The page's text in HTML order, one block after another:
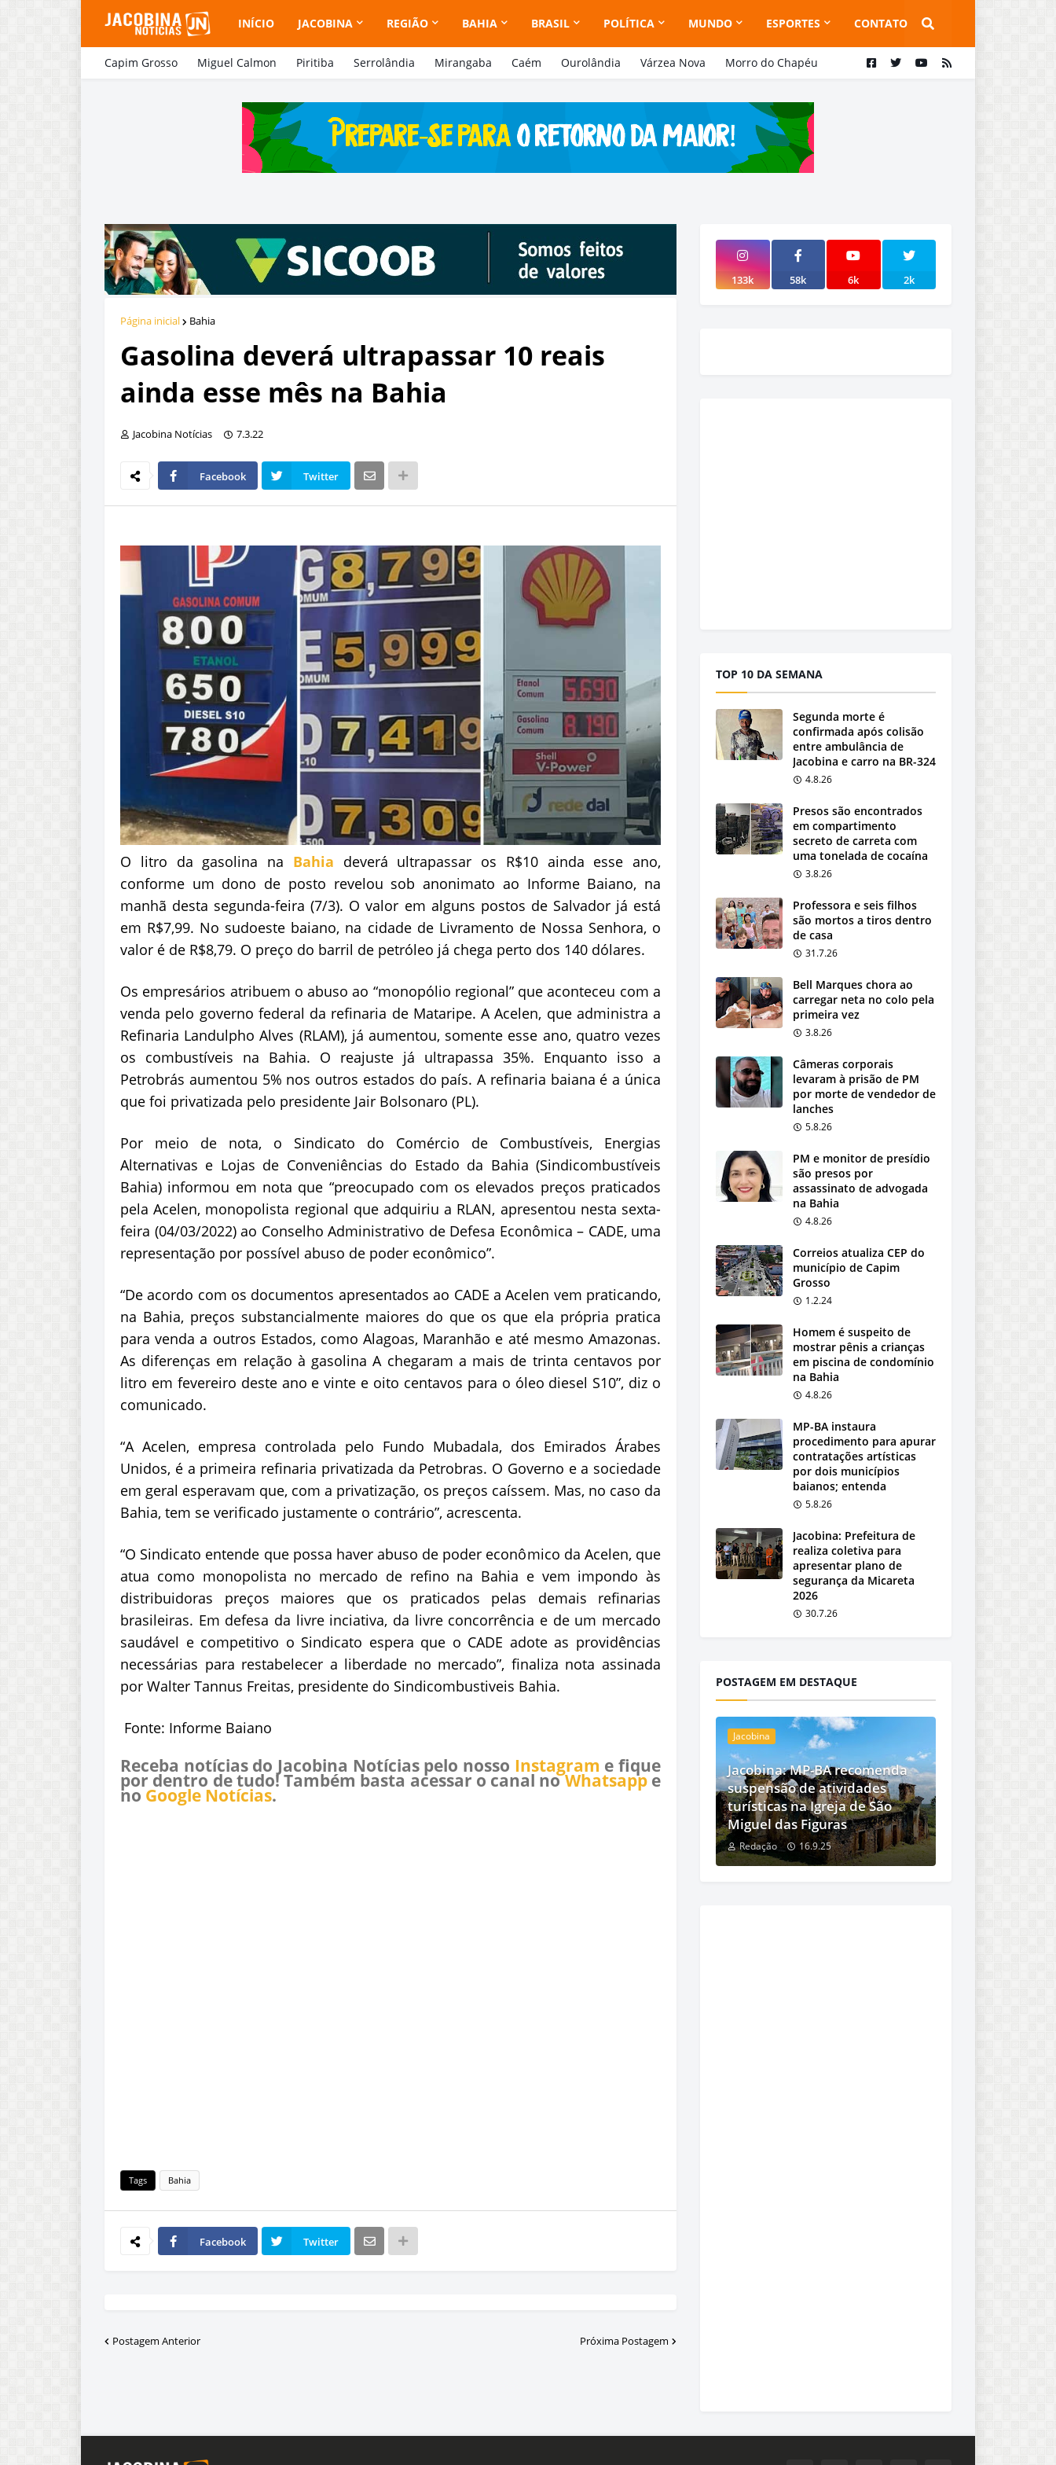
INÍCIO JACOBINA REGIÃO BAHIA BRASIL POLÍTICA MUNDO ESPORTES CONTATO
Capim Grosso Miguel Calmon Piritiba Serrolândia Mirangaba Caém Ourolândia Várzea Nova Morro do Chapéu
Página inicial Bahia
Gasolina deverá ultrapassar 10 reais
ainda esse mês na Bahia
Jacobina Notícias 7.3.22
Facebook Twitter
O litro da gasolina na Bahia deverá ultrapassar os R$10 ainda esse ano,
conforme um dono de posto revelou sob anonimato ao Informe Baiano, na
manhã desta segunda-feira (7/3). O valor em alguns postos de Salvador já está
em R$7,99. No sudoeste baiano, na cidade de Livramento de Nossa Senhora, o
valor é de R$8,79. O preço do barril de petróleo já chega perto dos 140 dólares.
Os empresários atribuem o abuso ao “monopólio regional” que aconteceu com a
venda pelo governo federal da refinaria de Mataripe. A Acelen, que administra a
Refinaria Landulpho Alves (RLAM), já aumentou, somente esse ano, quatro vezes
os combustíveis na Bahia. O reajuste já ultrapassa 35%. Enquanto isso a
Petrobrás aumentou 5% nos outros estados do país. A refinaria baiana é a única
que foi privatizada pelo presidente Jair Bolsonaro (PL).
Por meio de nota, o Sindicato do Comércio de Combustíveis, Energias
Alternativas e Lojas de Conveniências do Estado da Bahia (Sindicombustíveis
Bahia) informou em nota que “preocupado com os elevados preços praticados
pela Acelen, monopolista regional que adquiriu a RLAN, apresentou nesta sexta-
feira (04/03/2022) ao Conselho Administrativo de Defesa Econômica – CADE, uma
representação por possível abuso de poder econômico”.
“De acordo com os documentos apresentados ao CADE a Acelen vem praticando,
na Bahia, preços substancialmente maiores do que os que ela própria pratica
para venda a outros Estados, como Alagoas, Maranhão e até mesmo Amazonas.
As diferenças em relação à gasolina A chegaram a mais de trinta centavos por
litro em fevereiro deste ano e vinte e oito centavos para o óleo diesel S10”, diz o
comunicado.
“A Acelen, empresa controlada pelo Fundo Mubadala, dos Emirados Árabes
Unidos, é a primeira refinaria privatizada da Petrobras. O Governo e a sociedade
em geral esperavam que, com a privatização, os preços caíssem. Mas, no caso da
Bahia, tem se verificado justamente o contrário”, acrescenta.
“O Sindicato entende que possa haver abuso de poder econômico da Acelen, que
atua como monopolista no mercado de refino na Bahia e vem impondo às
distribuidoras preços maiores que os praticados pelas demais refinarias
brasileiras. Em defesa da livre inciativa, da livre concorrência e de um mercado
saudável e competitivo o Sindicato espera que o CADE adote as providências
necessárias para restabelecer a liberdade no mercado”, finaliza nota assinada
por Walter Tannus Freitas, presidente do Sindicombustiveis Bahia.
Fonte: Informe Baiano
Receba notícias do Jacobina Notícias pelo nosso Instagram e fique
por dentro de tudo! Também basta acessar o canal noWhatsappe
no Google Notícias.
Tags Bahia
Facebook Twitter
Postagem Anterior Próxima Postagem
133k 58k 6k 2k
TOP 10 DA SEMANA
Segunda morte é
confirmada após colisão
entre ambulância de
Jacobina e carro na BR-324
4.8.26
Presos são encontrados
em compartimento
secreto de carreta com
uma tonelada de cocaína
3.8.26
Professora e seis filhos
são mortos a tiros dentro
de casa
31.7.26
Bell Marques chora ao
carregar neta no colo pela
primeira vez
3.8.26
Câmeras corporais
levaram à prisão de PM
por morte de vendedor de
lanches
5.8.26
PM e monitor de presídio
são presos por
assassinato de advogada
na Bahia
4.8.26
Correios atualiza CEP do
município de Capim
Grosso
1.2.24
Homem é suspeito de
mostrar pênis a crianças
em piscina de condomínio
na Bahia
4.8.26
MP-BA instaura
procedimento para apurar
contratações artísticas
por dois municípios
baianos; entenda
5.8.26
Jacobina: Prefeitura de
realiza coletiva para
apresentar plano de
segurança da Micareta
2026
30.7.26
POSTAGEM EM DESTAQUE
Jacobina
Jacobina: MP-BA recomenda
suspensão de atividades
turísticas na Igreja de São
Miguel das Figuras
Redação 16.9.25